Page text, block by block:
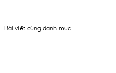
Bài viết cùng danh mục